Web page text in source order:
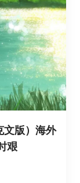
文版）海外
艰